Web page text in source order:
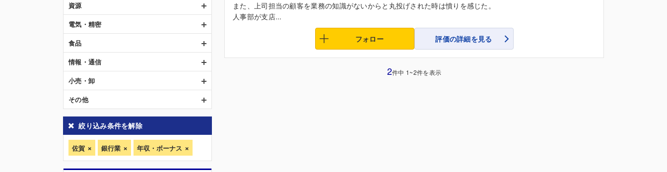
また、上司担当の顧客を業務の知識がないからと丸投げされた時は憤りを感じた。
人事部が支店...
フォロー 評価の詳細を見る
2件中 1~2件を表示
資源
電気・精密
食品
情報・通信
小売・卸
その他
絞り込み条件を解除
佐賀 銀行業 年収・ボーナス